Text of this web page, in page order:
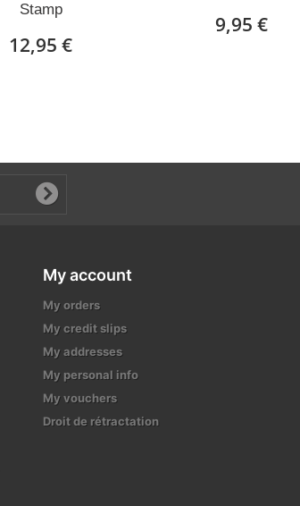
Stamp
12,95 €
9,95 €
My account
My orders
My credit slips
My addresses
My personal info
My vouchers
Droit de rétractation